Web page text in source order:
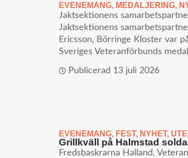
EVENEMANG, MEDALJERING,
Jaktsektionens
Jaktsektionens
Ericsson, Börringe Kloster var
Sveriges Veteranförbunds
Publicerad 13 juli 2026
EVENEMANG, FEST, NYHET,
Grillkväll på Halmstad
Fredsbaskrarna Halland,